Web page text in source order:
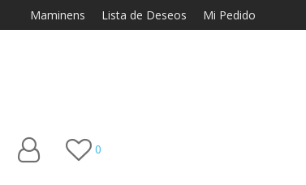
Maminens Lista de Deseos Mi Pedido
0